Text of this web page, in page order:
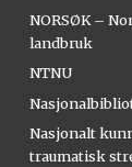
NORSØK –
landbruk
NTNU
Nasjonalt
traumatisk